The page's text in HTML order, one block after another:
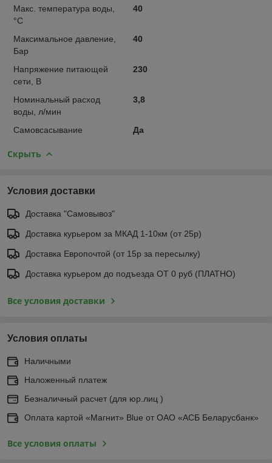
Макс. температура воды,
°С
40
Максимальное давление,
Бар
40
Напряжение питающей
сети, В
230
Номинальный расход
воды, л/мин
3,8
Самовсасывание Да
Скрыть
Условия доставки
Доставка "Самовывоз"
Доставка курьером за МКАД 1-10км (от 25р)
Доставка Европочтой (от 15р за пересылку)
Доставка курьером до подъезда ОТ 0 руб (ПЛАТНО)
Все условия доставки
Условия оплаты
Наличными
Наложенный платеж
Безналичный расчет (для юр.лиц )
Оплата картой «Магнит» Blue от ОАО «АСБ Беларусбанк»
Все условия оплаты